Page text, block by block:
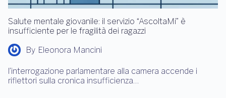
Salute mentale giovanile: il servizio “AscoltaMi” è
insufficiente per le fragilità dei ragazzi
By Eleonora Mancini
l’interrogazione parlamentare alla camera accende i
riflettori sulla cronica insufficienza…